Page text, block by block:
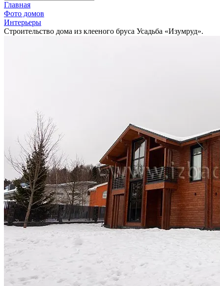
Главная
Фото домов
Интерьеры
Строительство дома из клееного бруса Усадьба «Изумруд».